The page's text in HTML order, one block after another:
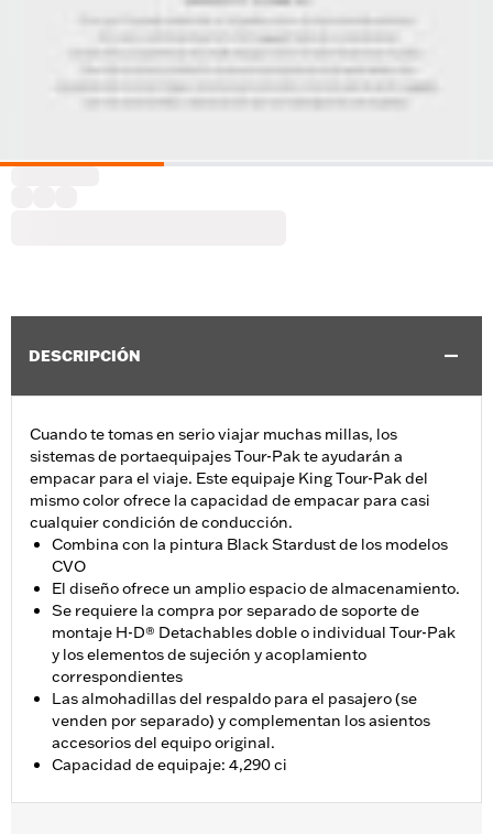
DESCRIPCIÓN
Cuando te tomas en serio viajar muchas millas, los
sistemas de portaequipajes Tour-Pak te ayudarán a
empacar para el viaje. Este equipaje King Tour-Pak del
mismo color ofrece la capacidad de empacar para casi
cualquier condición de conducción.
Combina con la pintura Black Stardust de los modelos
CVO
El diseño ofrece un amplio espacio de almacenamiento.
Se requiere la compra por separado de soporte de
montaje H-D® Detachables doble o individual Tour-Pak
y los elementos de sujeción y acoplamiento
correspondientes
Las almohadillas del respaldo para el pasajero (se
venden por separado) y complementan los asientos
accesorios del equipo original.
Capacidad de equipaje: 4,290 ci